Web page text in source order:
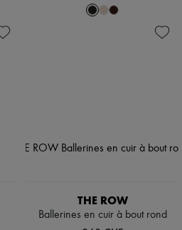
THE ROW
Ballerines en cuir à bout rond